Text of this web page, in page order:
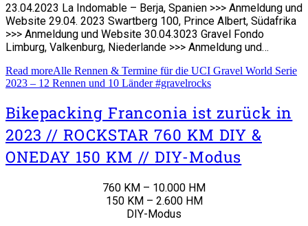
23.04.2023 La Indomable – Berja, Spanien >>> Anmeldung und
Website 29.04. 2023 Swartberg 100, Prince Albert, Südafrika
>>> Anmeldung und Website 30.04.3023 Gravel Fondo
Limburg, Valkenburg, Niederlande >>> Anmeldung und…
Read moreAlle Rennen & Termine für die UCI Gravel World Serie
2023 – 12 Rennen und 10 Länder #gravelrocks
Bikepacking Franconia ist zurück in
2023 // ROCKSTAR 760 KM DIY &
ONEDAY 150 KM // DIY-Modus
760 KM – 10.000 HM
150 KM – 2.600 HM
DIY-Modus